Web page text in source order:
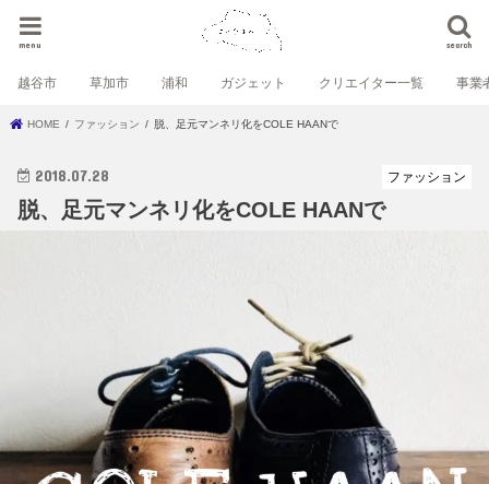
search
menu
越谷市 草加市 浦和 ガジェット クリエイター一覧 事業
HOME ファッション 脱、足元マンネリ化をCOLE HAANで
ファッション
2018.07.28
脱、足元マンネリ化をCOLE HAANで